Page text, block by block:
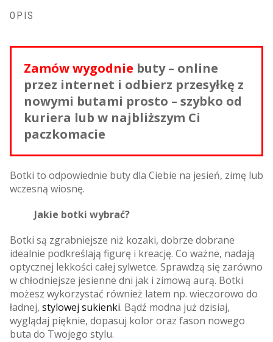
OPIS
Zamów wygodnie buty – online
przez internet i odbierz przesyłkę z
nowymi butami prosto – szybko od
kuriera lub w najbliższym Ci
paczkomacie
Botki to odpowiednie buty dla Ciebie na jesień, zimę lub
wczesną wiosnę.
Jakie botki wybrać?
Botki są zgrabniejsze niż kozaki, dobrze dobrane
idealnie podkreślają figurę i kreację. Co ważne, nadają
optycznej lekkości całej sylwetce. Sprawdzą się zarówno
w chłodniejsze jesienne dni jak i zimową aurą. Botki
możesz wykorzystać również latem np. wieczorowo do
ładnej, stylowej sukienki. Bądź modna już dzisiaj,
wyglądaj pięknie, dopasuj kolor oraz fason nowego
buta do Twojego stylu.